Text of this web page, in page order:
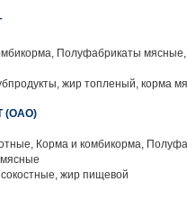
Полуфабрикаты
жир топленый, корма
(ОАО)
Корма и комбикорма,
жир пищевой